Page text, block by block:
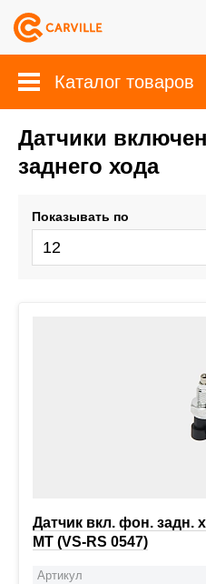
Каталог товаров
Датчики
заднего хода
Показывать по
Датчик вкл. фон. задн.
MT (VS-RS 0547)
Артикул